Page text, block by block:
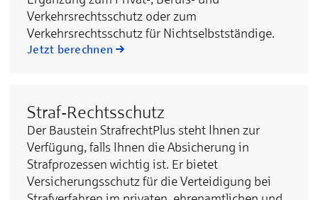
Verkehrsrechtsschutz oder zum
Verkehrsrechtsschutz für Nichtselbstständige.
Jetzt berechnen
Straf-Rechtsschutz
Der Baustein StrafrechtPlus steht Ihnen zur
Verfügung, falls Ihnen die Absicherung in
Strafprozessen wichtig ist. Er bietet
Versicherungsschutz für die Verteidigung bei